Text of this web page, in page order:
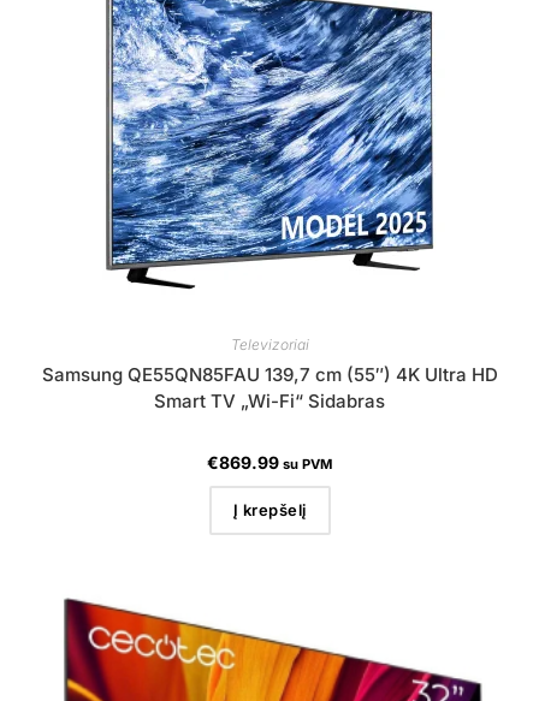
Televizoriai
Samsung QE55QN85FAU 139,7 cm (55″) 4K Ultra HD
Smart TV „Wi-Fi“ Sidabras
€869.99 su PVM
Į krepšelį